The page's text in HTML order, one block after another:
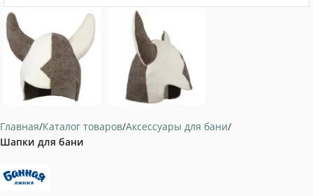
Главная Каталог товаров Аксессуары для бани
Шапки для бани